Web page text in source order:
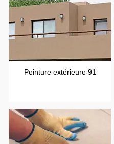
Peinture extérieure 91